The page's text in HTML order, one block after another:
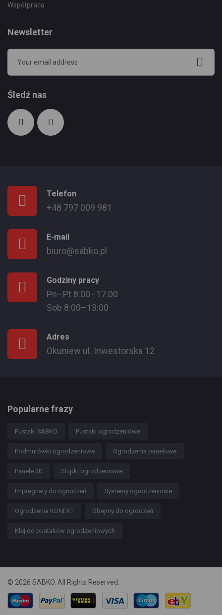
Współpraca
Newsletter
Śledź nas
Telefon
+48 797 009 981
E-mail
biuro@sabko.pl
Godziny pracy
Pn–Pt 8:00–17:00
Sob 8:00–13:00
Adres
Okuniew ul. Inwestorska 12
Popularne frazy
Pustaki SABKO Pustaki ogrodzeniowe
Podmurówki ogrodzeniowe Ogrodzenia panelowe
Panele 3D Słupki ogrodzeniowe
Impregnaty do ogrodzeń Systemy ogrodzeniowe
Ogrodzenia KONEKT Obejmy do ogrodzeń
Klej do pustaków ogrodzeniowych
© 2026 SABKO. All Rights Reserved.